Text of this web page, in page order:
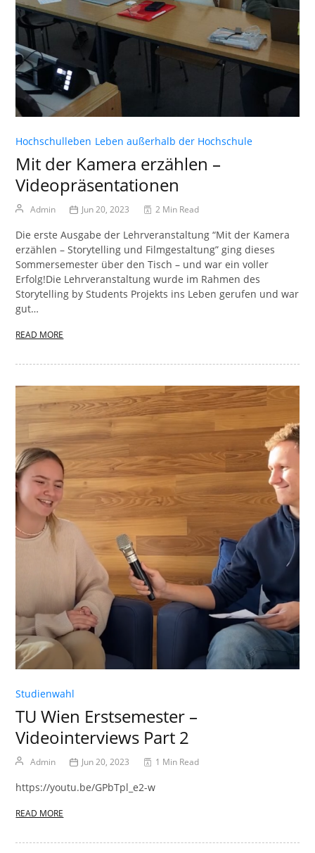
Hochschulleben Leben außerhalb der Hochschule
Mit der Kamera erzählen –
Videopräsentationen
Admin Jun 20, 2023 2 Min Read
Die erste Ausgabe der Lehrveranstaltung “Mit der Kamera
erzählen – Storytelling und Filmgestaltung” ging dieses
Sommersemester über den Tisch – und war ein voller
Erfolg!Die Lehrveranstaltung wurde im Rahmen des
Storytelling by Students Projekts ins Leben gerufen und war
gut…
READ MORE
Studienwahl
TU Wien Erstsemester –
Videointerviews Part 2
Admin Jun 20, 2023 1 Min Read
https://youtu.be/GPbTpl_e2-w
READ MORE